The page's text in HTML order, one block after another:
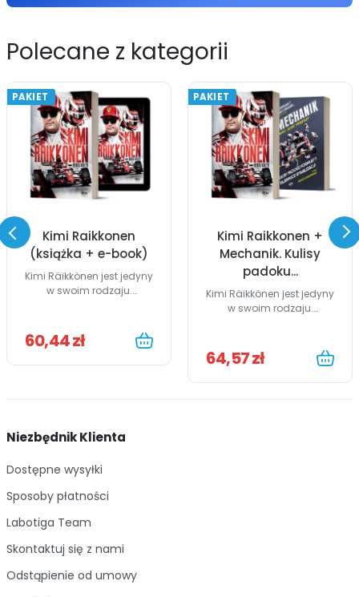
Polecane z kategorii
PAKIET
Kimi Raikkonen
(książka + e-book)
Kimi Räikkönen jest jedyny
w swoim rodzaju.
60,44 zł
PAKIET
Kimi Raikkonen +
Mechanik. Kulisy
padoku...
Kimi Räikkönen jest jedyny
w swoim rodzaju.
64,57 zł
Niezbędnik Klienta
Dostępne wysyłki
Sposoby płatności
Labotiga Team
Skontaktuj się z nami
Odstąpienie od umowy